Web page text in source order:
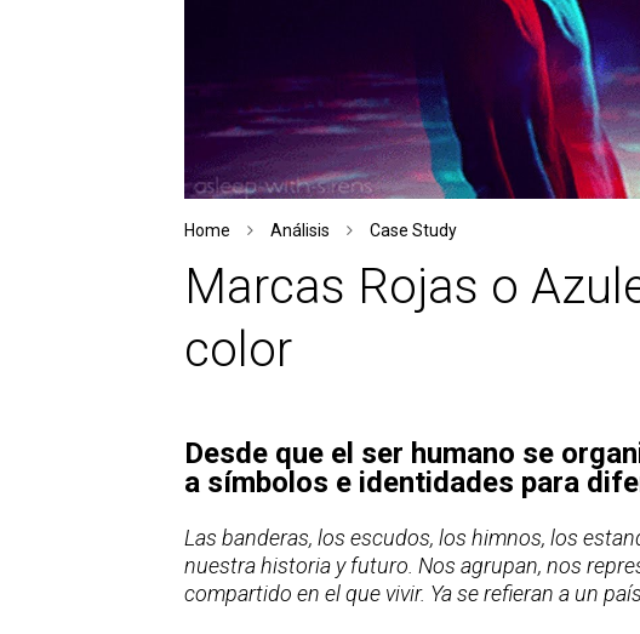
Home Análisis Case Study
Marcas Rojas o
color
Desde que el ser humano se
a símbolos e identidades para
Las banderas, los escudos, los himnos, los
nuestra historia y futuro. Nos agrupan, nos
compartido en el que vivir. Ya se refieran a un